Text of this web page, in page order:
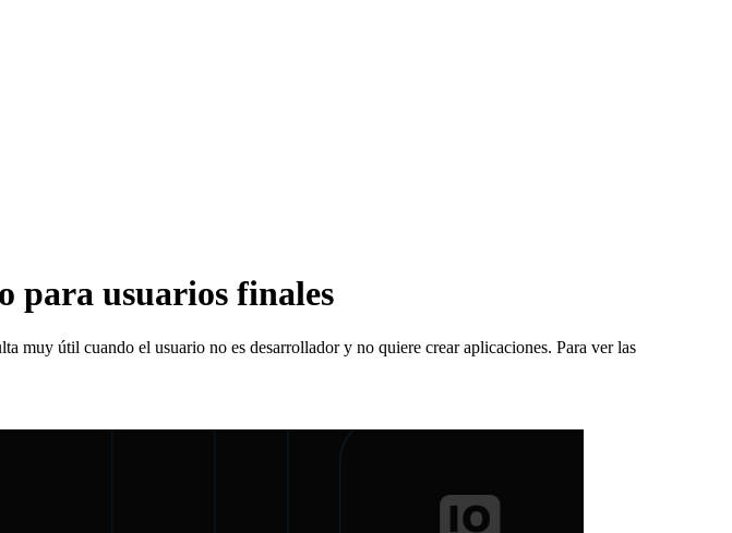
para usuarios finales
muy útil cuando el usuario no es desarrollador y no quiere crear aplicaciones. Para ver las